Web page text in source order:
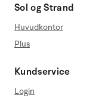
Sol og Strand
Huvudkontor
Plus
Kundservice
Login